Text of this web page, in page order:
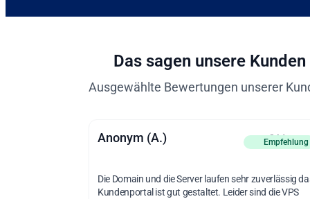
Das sagen unsere Kunden
Ausgewählte Bewertungen unserer
Empfehlung
Anonym (A.) vor 8
Die Domain und die Server laufen sehr zuverlässig
Kundenportal ist gut gestaltet. Leider sind die VPS